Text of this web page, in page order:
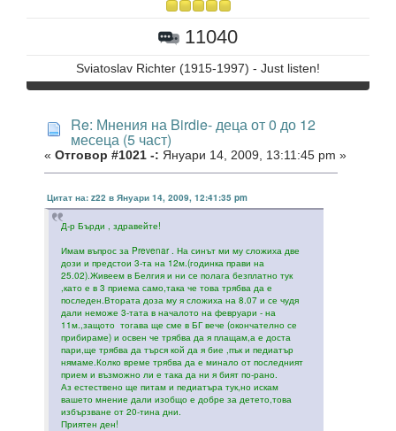
11040
Sviatoslav Richter (1915-1997) - Just listen!
Re: Мнения на Birdie- деца от 0 до 12
месеца (5 част)
« Отговор #1021 -: Януари 14, 2009, 13:11:45 pm »
Цитат на: z22 в Януари 14, 2009, 12:41:35 pm
Д-р Бърди , здравейте!
Имам въпрос за Prevenar . На синът ми му сложиха две
дози и предстои 3-та на 12м.(годинка прави на
25.02).Живеем в Белгия и ни се полага безплатно тук
,като е в 3 приема само,така че това трябва да е
последен.Втората доза му я сложиха на 8.07 и се чудя
дали неможе 3-тата в началото на февруари - на
11м.,защото тогава ще сме в БГ вече (окончателно се
прибираме) и освен че трябва да я плащам,а е доста
пари,ще трябва да търся кой да я бие ,пък и педиатър
нямаме.Колко време трябва да е минало от последният
прием и възможно ли е така да ни я бият по-рано.
Аз естествено ще питам и педиатъра тук,но искам
вашето мнение дали изобщо е добре за детето,това
избързване от 20-тина дни.
Приятен ден!